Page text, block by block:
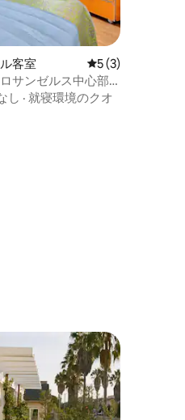
平均評価
客室
レビュー3件、5
5 (3)
サンゼルス中心部
室
し · 就寝環境のクオ